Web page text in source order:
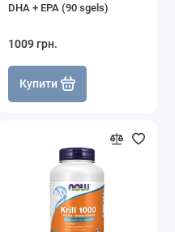
DHA + EPA (90 sgels)
1009 грн.
Купити